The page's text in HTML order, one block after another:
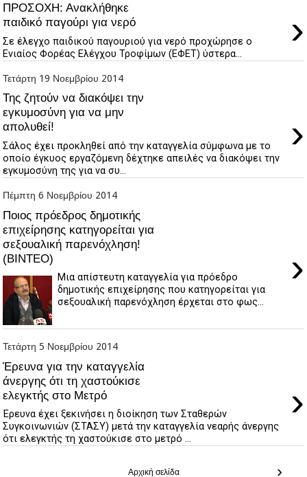
ΠΡΟΣΟΧΗ: Ανακλήθηκε
παιδικό παγούρι για νερό
›
Σε έλεγχο παιδικού παγουριού για νερό προχώρησε ο
Ενιαίος Φορέας Ελέγχου Τροφίμων (ΕΦΕΤ) ύστερα...
Τετάρτη 19 Νοεμβρίου 2014
Της ζητούν να διακόψει την
εγκυμοσύνη για να μην
απολυθεί!
›
Σάλος έχει προκληθεί από την καταγγελία σύμφωνα με το
οποίο έγκυος εργαζόμενη δέχτηκε απειλές να διακόψει την
εγκυμοσύνη της για να συ...
Πέμπτη 6 Νοεμβρίου 2014
Ποιος πρόεδρος δημοτικής
επιχείρησης κατηγορείται για
σεξουαλική παρενόχληση!
(BINTEO)
›
Μια απίστευτη καταγγελία για πρόεδρο
δημοτικής επιχείρησης που κατηγορείται για
σεξουαλική παρενόχληση έρχεται στο φως...
Τετάρτη 5 Νοεμβρίου 2014
Έρευνα για την καταγγελία
άνεργης ότι τη χαστούκισε
ελεγκτής στο Μετρό
›
Έρευνα έχει ξεκινήσει η διοίκηση των Σταθερών
Συγκοινωνιών (ΣΤΑΣΥ) μετά την καταγγελία νεαρής άνεργης
ότι ελεγκτής τη χαστούκισε στο μετρό ...
›
Αρχική σελίδα